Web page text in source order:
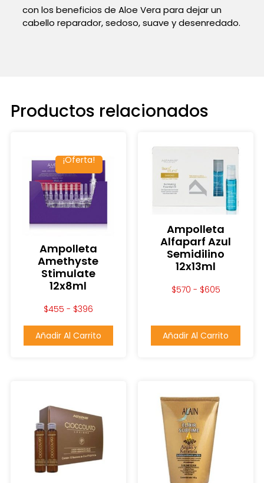
con los beneficios de Aloe Vera para dejar un
cabello reparador, sedoso, suave y desenredado.
Productos relacionados
¡Oferta!
Ampolleta
Amethyste
Stimulate
12x8ml
$455 - $396
Añadir Al Carrito
Ampolleta
Alfaparf Azul
Semidilino
12x13ml
$570 - $605
Añadir Al Carrito